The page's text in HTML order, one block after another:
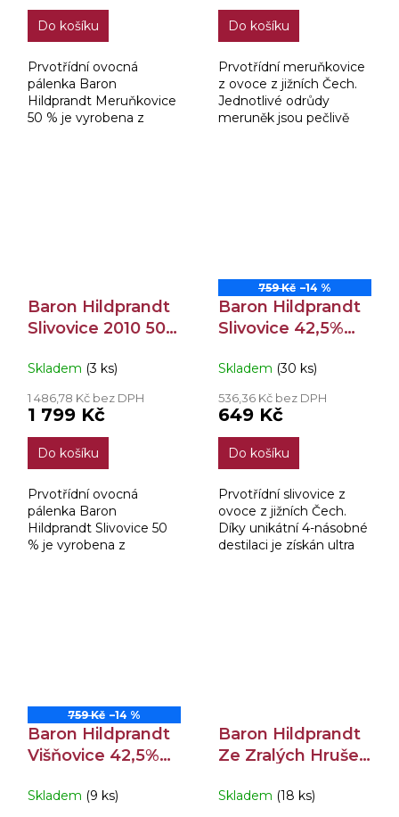
Do košíku
Prvotřídní ovocná
pálenka Baron
Hildprandt Meruňkovice
50 % je vyrobena z
Do košíku
Prvotřídní meruňkovice
z ovoce z jižních Čech.
Jednotlivé odrůdy
meruněk jsou pečlivě
Baron Hildprandt
Slivovice 2010 50%
Skladem (3 ks)
1 486,78 Kč bez DPH
1 799 Kč
Do košíku
Prvotřídní ovocná
pálenka Baron
Hildprandt Slivovice 50
% je vyrobena z
759 Kč –14 %
Baron Hildprandt
Slivovice 42,5%
Skladem (30 ks)
536,36 Kč bez DPH
649 Kč
Do košíku
Prvotřídní slivovice z
ovoce z jižních Čech.
Díky unikátní 4-násobné
destilaci je získán ultra
759 Kč –14 %
Baron Hildprandt
Višňovice 42,5%
Skladem (9 ks)
Baron Hildprandt
Ze Zralých Hrušek
Skladem (18 ks)